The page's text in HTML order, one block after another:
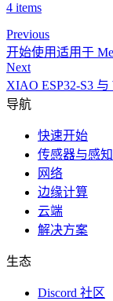
4 items
Previous
开始使用适用于
Next
XIAO ESP32-S3
导航
快速开始
传感器与感知
网络
边缘计算
云端
解决方案
生态
Discord 社区